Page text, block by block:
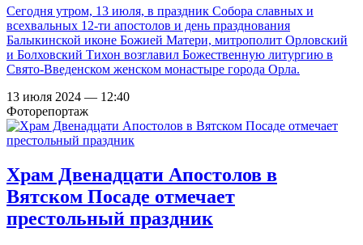
Сегодня утром, 13 июля, в праздник Собора славных и
всехвальных 12-ти апостолов и день празднования
Балыкинской иконе Божией Матери, митрополит Орловский
и Болховский Тихон возглавил Божественную литургию в
Свято-Введенском женском монастыре города Орла.
13 июля 2024 — 12:40
Фоторепортаж
Храм Двенадцати Апостолов в
Вятском Посаде отмечает
престольный праздник